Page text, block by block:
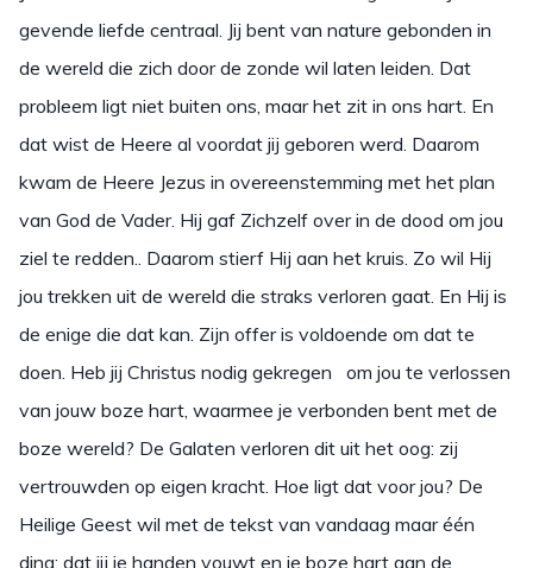
gevende liefde centraal. Jij bent van nature gebonden in
de wereld die zich door de zonde wil laten leiden. Dat
probleem ligt niet buiten ons, maar het zit in ons hart. En
dat wist de Heere al voordat jij geboren werd. Daarom
kwam de Heere Jezus in overeenstemming met het plan
van God de Vader. Hij gaf Zichzelf over in de dood om jou
ziel te redden.. Daarom stierf Hij aan het kruis. Zo wil Hij
jou trekken uit de wereld die straks verloren gaat. En Hij is
de enige die dat kan. Zijn offer is voldoende om dat te
doen. Heb jij Christus nodig gekregen om jou te verlossen
van jouw boze hart, waarmee je verbonden bent met de
boze wereld? De Galaten verloren dit uit het oog: zij
vertrouwden op eigen kracht. Hoe ligt dat voor jou? De
Heilige Geest wil met de tekst van vandaag maar één
ding: dat jij je handen vouwt en je boze hart aan de